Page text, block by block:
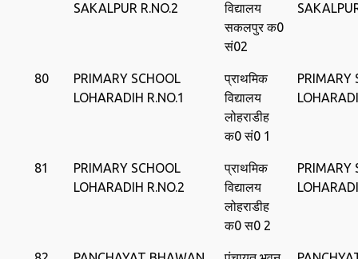
SAKALPUR R.NO.2
विद्यालय
सकलपुर क0
सं02
80
PRIMARY SCHOOL
LOHARADIH R.NO.1
प्राथमिक
विद्यालय
लोहराडीह
क0 सं0 1
PRIMARY
81
PRIMARY SCHOOL
LOHARADIH R.NO.2
प्राथमिक
विद्यालय
लोहराडीह
क0 स0 2
PRIMARY